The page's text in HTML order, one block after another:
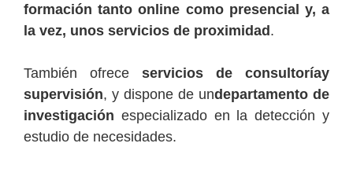
formación tanto online como presencial y, a
la vez, unos servicios de proximidad.
También ofrece servicios de consultoríay
supervisión, y dispone de undepartamento de
investigación especializado en la detección y
estudio de necesidades.